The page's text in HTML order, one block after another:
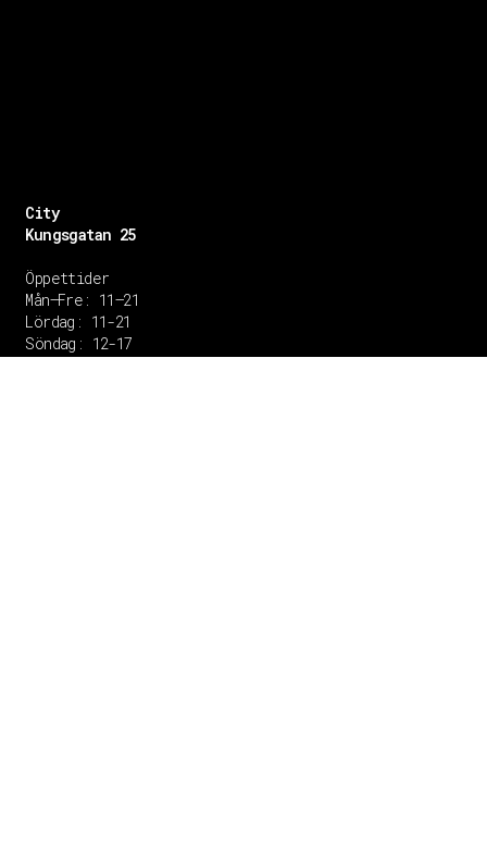
City
Kungsgatan 25
Öppettider
Mån–Fre: 11–21
Lördag: 11-21
Söndag: 12-17